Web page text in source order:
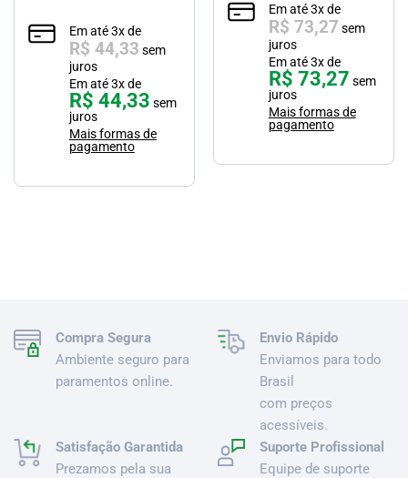
Em até3x de
R$ 44,33 sem
juros
Em até3x de
R$ 44,33 sem
juros
Mais formas de
pagamento
Em até3x de
R$ 73,27 sem
juros
Em até3x de
R$ 73,27 sem
juros
Mais formas de
pagamento
Compra Segura
Ambiente seguro para
paramentos online.
Envio Rápido
Enviamos para todo
Brasil
com preços
acessíveis.
Satisfação Garantida
Prezamos pela sua
Suporte Profissional
Equipe de suporte